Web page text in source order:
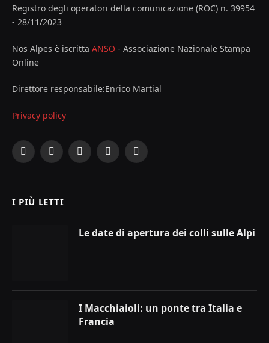
Registro degli operatori della comunicazione (ROC) n. 39954
- 28/11/2023
Nos Alpes è iscritta ANSO - Associazione Nazionale Stampa
Online
Direttore responsabile:Enrico Martial
Privacy policy
Facebook
X
InstagramYouTubeLinkedIn
I PIÙ LETTI
Le date di apertura dei colli sulle Alpi
I Macchiaioli: un ponte tra Italia e
Francia